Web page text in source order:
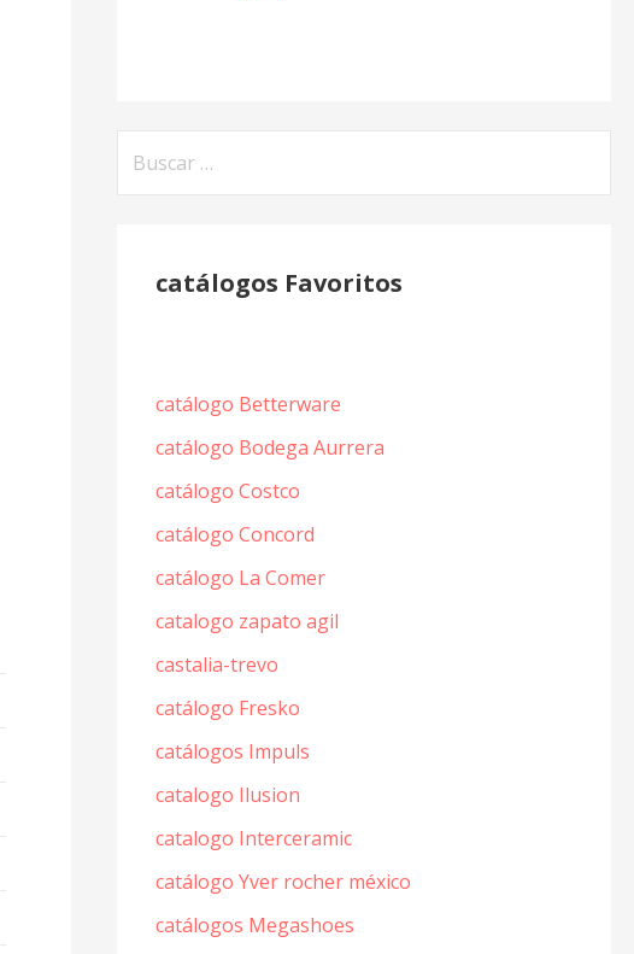
catálogos Favoritos
catálogo Betterware
catálogo Bodega Aurrera
catálogo Costco
catálogo Concord
catálogo La Comer
catalogo zapato agil
castalia-trevo
catálogo Fresko
catálogos Impuls
catalogo Ilusion
catalogo Interceramic
catálogo Yver rocher méxico
catálogos Megashoes